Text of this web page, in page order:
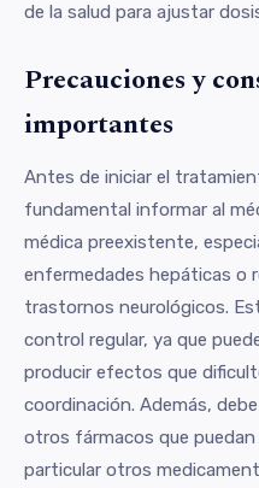
de la salud para ajustar
Precauciones y
importantes
Antes de iniciar el
fundamental informar al
médica preexistente,
enfermedades hepáticas o
trastornos neurológicos.
control regular, ya que
producir efectos que
coordinación. Además,
otros fármacos que
particular otros